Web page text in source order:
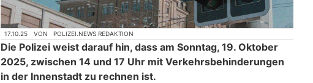
17.10.25 VON POLIZEI.NEWS REDAKTION
Die Polizei weist darauf hin, dass am Sonntag, 19. Oktober
2025, zwischen 14 und 17 Uhr mit Verkehrsbehinderungen
in der Innenstadt zu rechnen ist.